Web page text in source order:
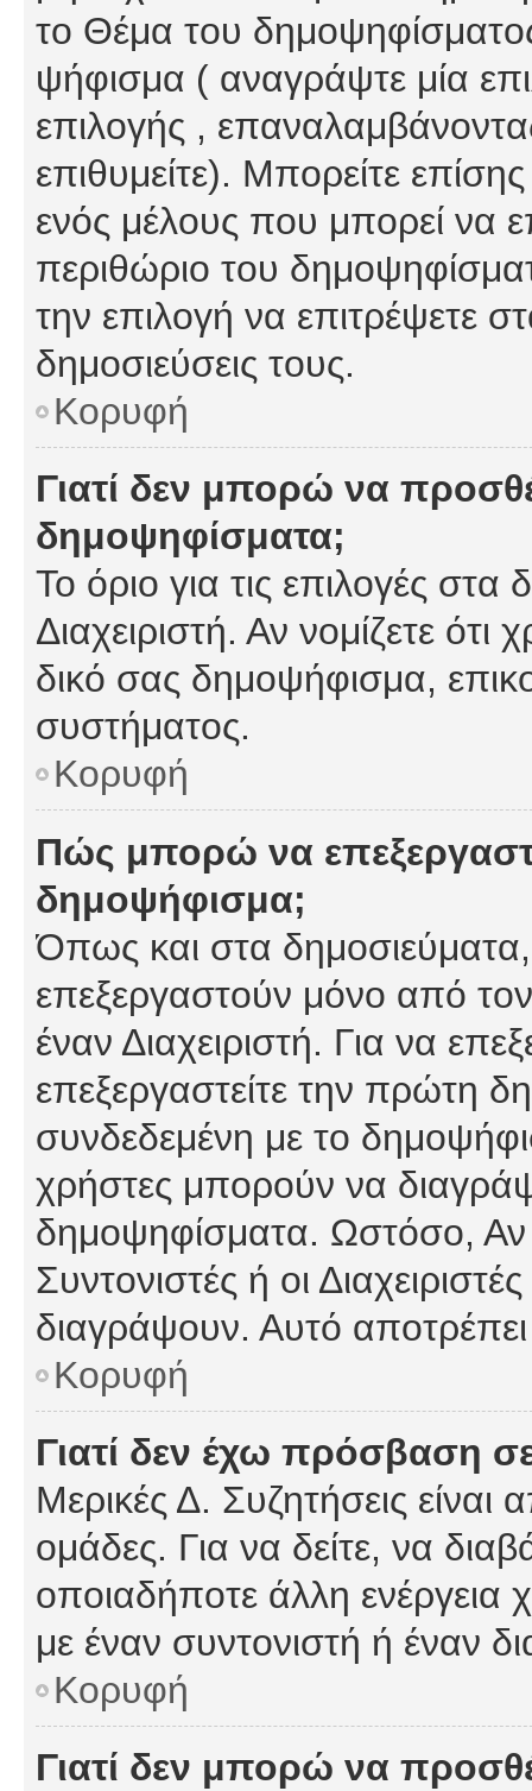
το Θέμα του
ψήφισμα ( αναγράψτε μία
επιλογής ,
επιθυμείτε). Μπορείτε
ενός μέλους που μπορεί να
περιθώριο του
την επιλογή να επιτρέψετε
δημοσιεύσεις τους.
Κορυφή
Γιατί δεν μπορώ να
δημοψηφίσματα;
Το όριο για τις επιλογές
Διαχειριστή. Αν νομίζετε ότι
δικό σας δημοψήφισμα,
συστήματος.
Κορυφή
Πώς μπορώ να
δημοψήφισμα;
Όπως και στα
επεξεργαστούν μόνο από
έναν Διαχειριστή. Για να
επεξεργαστείτε την πρώτη
συνδεδεμένη με το
χρήστες μπορούν να
δημοψηφίσματα. Ωστόσο, Αν
Συντονιστές ή οι
διαγράψουν. Αυτό
Κορυφή
Γιατί δεν έχω πρόσβαση
Μερικές Δ. Συζητήσεις είναι
ομάδες. Για να δείτε, να
οποιαδήποτε άλλη ενέργεια
με έναν συντονιστή ή έναν
Κορυφή
Γιατί δεν μπορώ να